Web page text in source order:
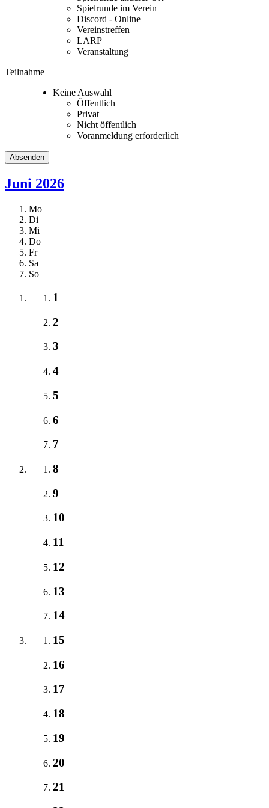
Spielrunde im Verein
Discord - Online
Vereinstreffen
LARP
Veranstaltung
Teilnahme
Keine Auswahl
Öffentlich
Privat
Nicht öffentlich
Voranmeldung erforderlich
Juni 2026
Mo
Di
Mi
Do
Fr
Sa
So
1
2
3
4
5
6
7
8
9
10
11
12
13
14
15
16
17
18
19
20
21